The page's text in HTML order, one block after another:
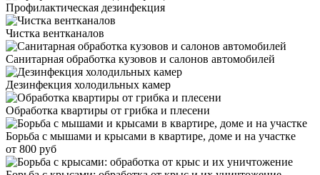
Профилактическая дезинфекция
Чистка вентканалов
Санитарная обработка кузовов и салонов автомобилей
Дезинфекция холодильных камер
Обработка квартиры от грибка и плесени
Борьба с мышами и крысами в квартире, доме и на участке
от 800 руб